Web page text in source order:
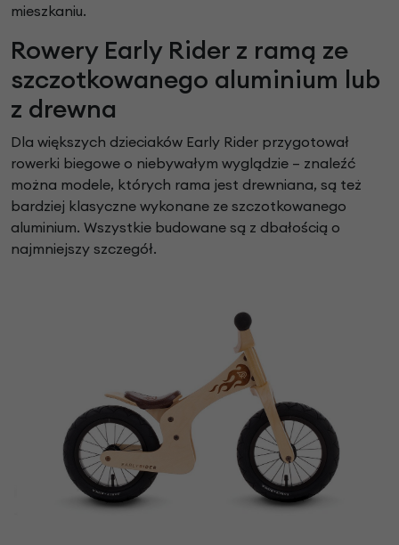
mieszkaniu.
Rowery Early Rider z ramą ze
szczotkowanego aluminium lub
z drewna
Dla większych dzieciaków Early Rider przygotował
rowerki biegowe o niebywałym wyglądzie – znaleźć
można modele, których rama jest drewniana, są też
bardziej klasyczne wykonane ze szczotkowanego
aluminium. Wszystkie budowane są z dbałością o
najmniejszy szczegół.